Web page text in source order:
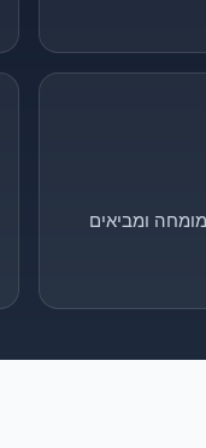
ומביאים